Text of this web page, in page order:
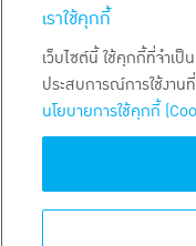
เราใช้คุกกี้
เว็บไซต์นี้ ใช้คุกกี้ที่จำเ
ประสบการณ์การใช้งา
นโยบายการใช้คุกกี้